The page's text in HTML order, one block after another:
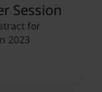
Session
for
2023